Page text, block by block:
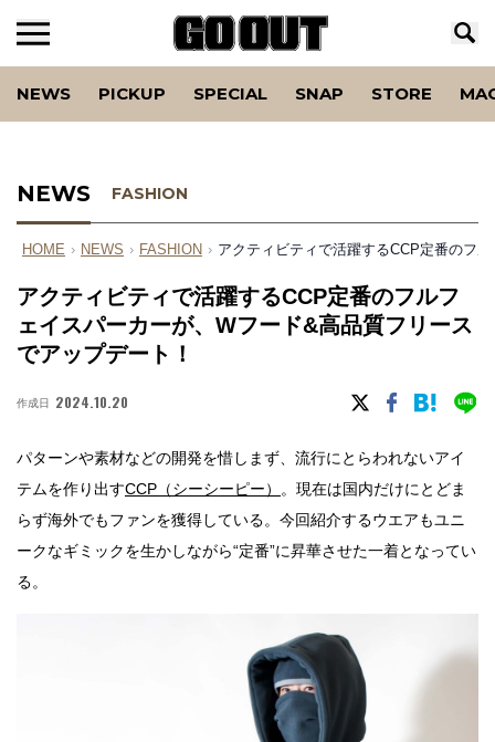
NEWS PICKUP SPECIAL SNAP STORE
NEWS FASHION
HOME › NEWS › FASHION › アクティビティで活躍するCCP定番のフ
アクティビティで活躍するCCP定番のフルフ
ェイスパーカーが、Wフード&高品質フリース
でアップデート！
作成日 2024.10.20
パターンや素材などの開発を惜しまず、流行にとらわれないアイ
テムを作り出すCCP（シーシーピー）
。現在は国内だけにとどま
らず海外でもファンを獲得している。今回紹介するウエアもユニ
ークなギミックを生かしながら“定番”に昇華させた一着となってい
る。